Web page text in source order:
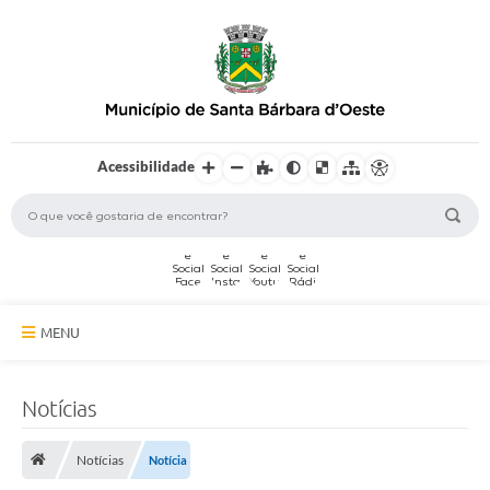
Acessibilidade
MENU
Serviços Online
Notícias
Notícias Notícia